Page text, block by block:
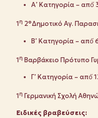
Α’ Κατηγορία – από́
1η 2°Δημοτικό Αγ.
Β’ Κατηγορία – από́
1η Βαρβάκειο Πρότυπο
Γ’ Κατηγορία – από́
1η Γερμανική Σχολή
Ειδικές βραβεύσεις: